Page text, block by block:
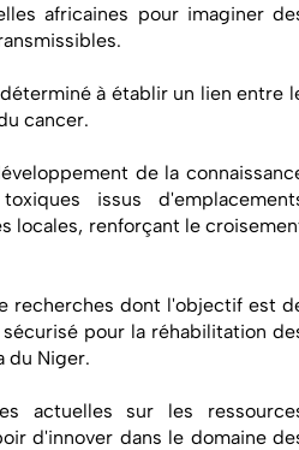
africaines pour imaginer
à établir un lien entre
cancer.
de la
issus
locales, renforçant le
recherches dont l'objectif est
pour la réhabilitation
du Niger.
actuelles sur les
d'innover dans le domaine